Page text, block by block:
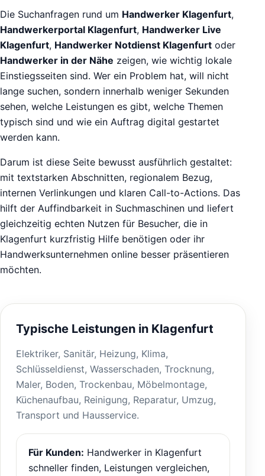
Die Suchanfragen rund um Handwerker Klagenfurt,
Handwerkerportal Klagenfurt, Handwerker Live
Klagenfurt, Handwerker Notdienst Klagenfurt oder
Handwerker in der Nähe zeigen, wie wichtig lokale
Einstiegsseiten sind. Wer ein Problem hat, will nicht
lange suchen, sondern innerhalb weniger Sekunden
sehen, welche Leistungen es gibt, welche Themen
typisch sind und wie ein Auftrag digital gestartet
werden kann.
Darum ist diese Seite bewusst ausführlich gestaltet:
mit textstarken Abschnitten, regionalem Bezug,
internen Verlinkungen und klaren Call-to-Actions. Das
hilft der Auffindbarkeit in Suchmaschinen und liefert
gleichzeitig echten Nutzen für Besucher, die in
Klagenfurt kurzfristig Hilfe benötigen oder ihr
Handwerksunternehmen online besser präsentieren
möchten.
Typische Leistungen in Klagenfurt
Elektriker, Sanitär, Heizung, Klima,
Schlüsseldienst, Wasserschaden, Trocknung,
Maler, Boden, Trockenbau, Möbelmontage,
Küchenaufbau, Reinigung, Reparatur, Umzug,
Transport und Hausservice.
Für Kunden: Handwerker in Klagenfurt
schneller finden, Leistungen vergleichen,